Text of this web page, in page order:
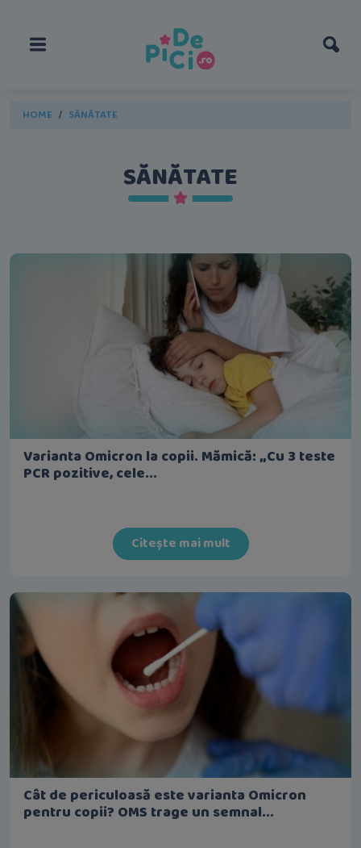
HOME SĂNĂTATE
SĂNĂTATE
Varianta Omicron la copii. Mămică: „Cu 3 teste
PCR pozitive, cele...
Citește mai mult
Cât de periculoasă este varianta Omicron
pentru copii? OMS trage un semnal...